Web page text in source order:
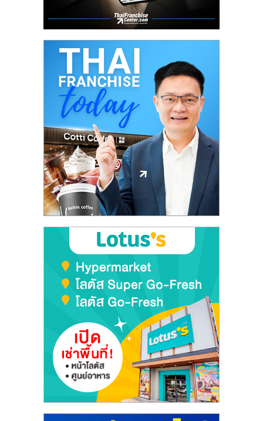
ปรึกษา
การ
ลงทุน
และ
ขยาย
ไชส์,